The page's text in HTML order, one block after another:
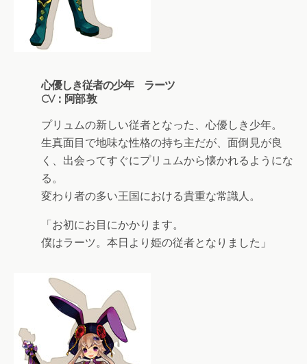
心優しき従者の少年 ラーツ
CV：阿部 敦
プリュムの新しい従者となった、心優しき少年。
生真面目で地味な性格の持ち主だが、面倒見が良
く、出会ってすぐにプリュムから懐かれるようにな
る。
変わり者の多い王国における貴重な常識人。
「お初にお目にかかります。
僕はラーツ。本日より姫の従者となりました」